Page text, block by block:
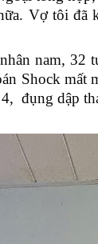
Vợ tôi đã
nam,
Shock mất
đụng dập